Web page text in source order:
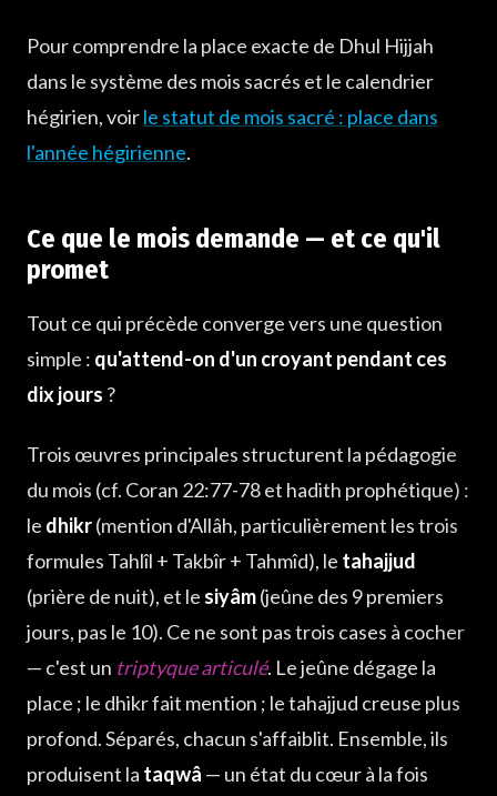
Pour comprendre la place exacte de Dhul Hijjah
dans le système des mois sacrés et le calendrier
hégirien, voirle statut de mois sacré : place dans
l'année hégirienne.
Ce que le mois demande — et ce qu'il
promet
Tout ce qui précède converge vers une question
simple : qu'attend-on d'un croyant pendant ces
dix jours ?
Trois œuvres principales structurent la pédagogie
du mois (cf. Coran 22:77-78 et hadith prophétique) :
le dhikr(mention d'Allâh, particulièrement les trois
formules Tahlîl + Takbîr + Tahmîd), le tahajjud
(prière de nuit), et le siyâm(jeûne des 9 premiers
jours, pas le 10). Ce ne sont pas trois cases à cocher
— c'est un triptyque articulé. Le jeûne dégage la
place ; le dhikr fait mention ; le tahajjud creuse plus
profond. Séparés, chacun s'affaiblit. Ensemble, ils
produisent la taqwâ — un état du cœur à la fois